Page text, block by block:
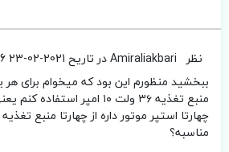
نظر Amiraliakbariدر تاریح 2021-02-23 20:11:56
ببخشید منظورم این بود که میخوام برای هر
منبع تغذیه ۳۶ ولت ۱۰ امپر
چهارتا استپر موتور داره از چهارتا منبع
مناسبه؟